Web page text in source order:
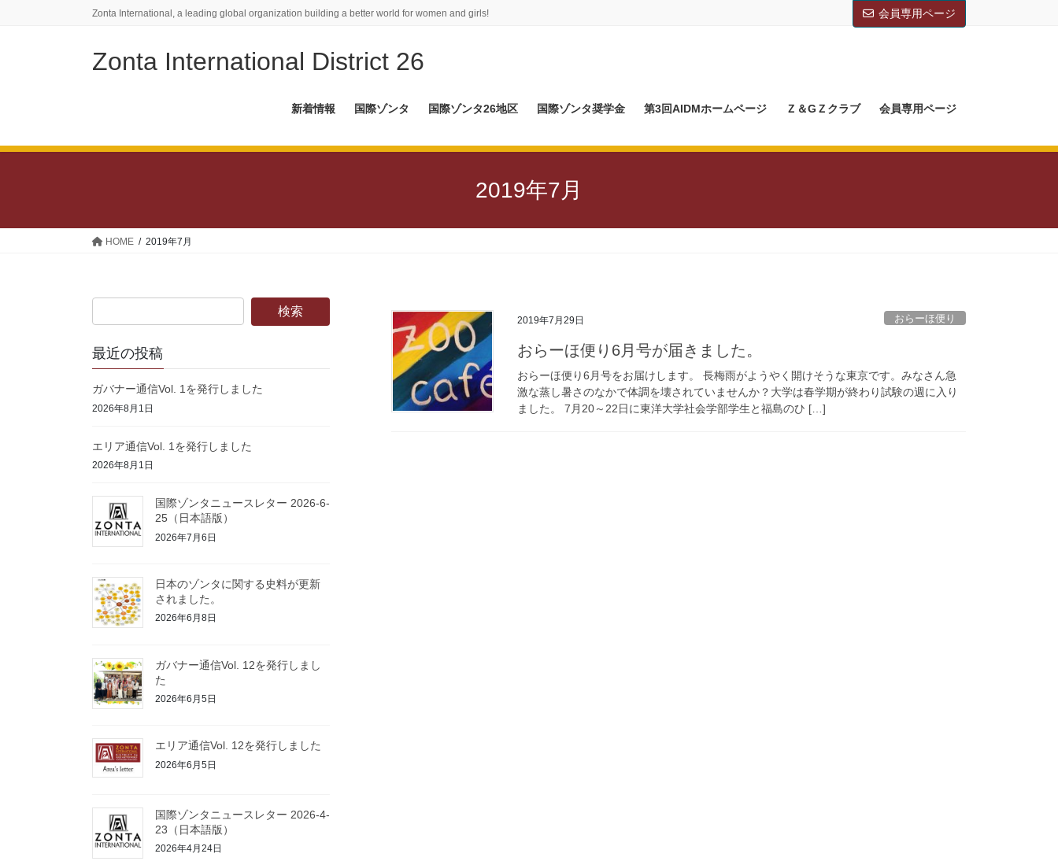
Zonta International, a leading global organization building a better world for women and girls! 会員専用ページ
Zonta International District 26
新着情報 国際ゾンタ 国際ゾンタ26地区 国際ゾンタ奨学金 第3回AIDMホームページ Ｚ＆GＺクラブ 会員専用ページ
2019年7月
HOME 2019年7月
2019年7月29日 おらーほ便り
おらーほ便り6月号が届きました。
おらーほ便り6月号をお届けします。 長梅雨がようやく開けそうな東京です。みなさん急
激な蒸し暑さのなかで体調を壊されていませんか？大学は春学期が終わり試験の週に入り
ました。 7月20～22日に東洋大学社会学部学生と福島のひ […]
最近の投稿
ガバナー通信Vol. 1を発行しました
2026年8月1日
エリア通信Vol. 1を発行しました
2026年8月1日
国際ゾンタニュースレター 2026-6-
25（日本語版）
2026年7月6日
日本のゾンタに関する史料が更新
されました。
2026年6月8日
ガバナー通信Vol. 12を発行しまし
た
2026年6月5日
エリア通信Vol. 12を発行しました
2026年6月5日
国際ゾンタニュースレター 2026-4-
23（日本語版）
2026年4月24日